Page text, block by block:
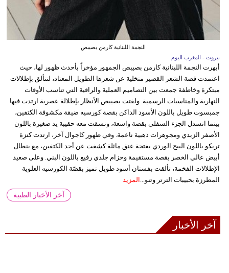
النجمة اللبنانية كارمن بصيبص
بيروت - المغرب اليوم
أبهرت النجمة اللبنانية كارمن بصيبص الجمهور مؤخراً بأحدث ظهور لها، حيث
اعتمدت قصة الشعر القصير متخلية عن شعرها الطويل المعتاد، لتتألق بإطلالات
مبتكرة وخاطفة جمعت بين التصاميم العملية والراقية التي تناسب الأوقات
النهارية والمناسبات الرسمية. ولفتت بصيبص الأنظار بإطلالة عصرية ارتدت فيها
جمبسوت طويل باللون الأسود الداكن بقصة كورسيه ضيقة مكشوفة الكتفين،
بينما انسدل الجزء السفلي بقصة واسعة، ونسقت معه حقيبة يد صغيرة باللون
الأصفر الزبدي ومجوهرات ذهبية ناعمة. وفي ظهور كاجوال آخر، ارتدت كنزة
تريكو باللون البيج الوردي بفتحة عنق مائلة كشفت عن أحد الكتفين، مع بنطال
أبيض عالي الخصر بقصة مستقيمة وحزام جلدي رفيع باللون البني. وعلى صعيد
الإطلالات الفخمة، تألقت بفستان أسود طويل تميز بقصّة الكورسيه العلوية
المطرزة بحبيبات الترتر وتنو... المزيد
آخر الأخبار الطبية
آخر الأخبار